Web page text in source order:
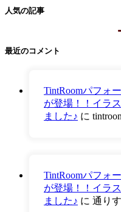
人気の記事
最近のコメント
TintRoomパフォ
が登場！！イラ
ました♪ に
TintRoomパフォ
が登場！！イラ
ました♪ に 通り